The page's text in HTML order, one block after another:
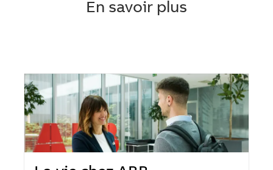
En savoir plus